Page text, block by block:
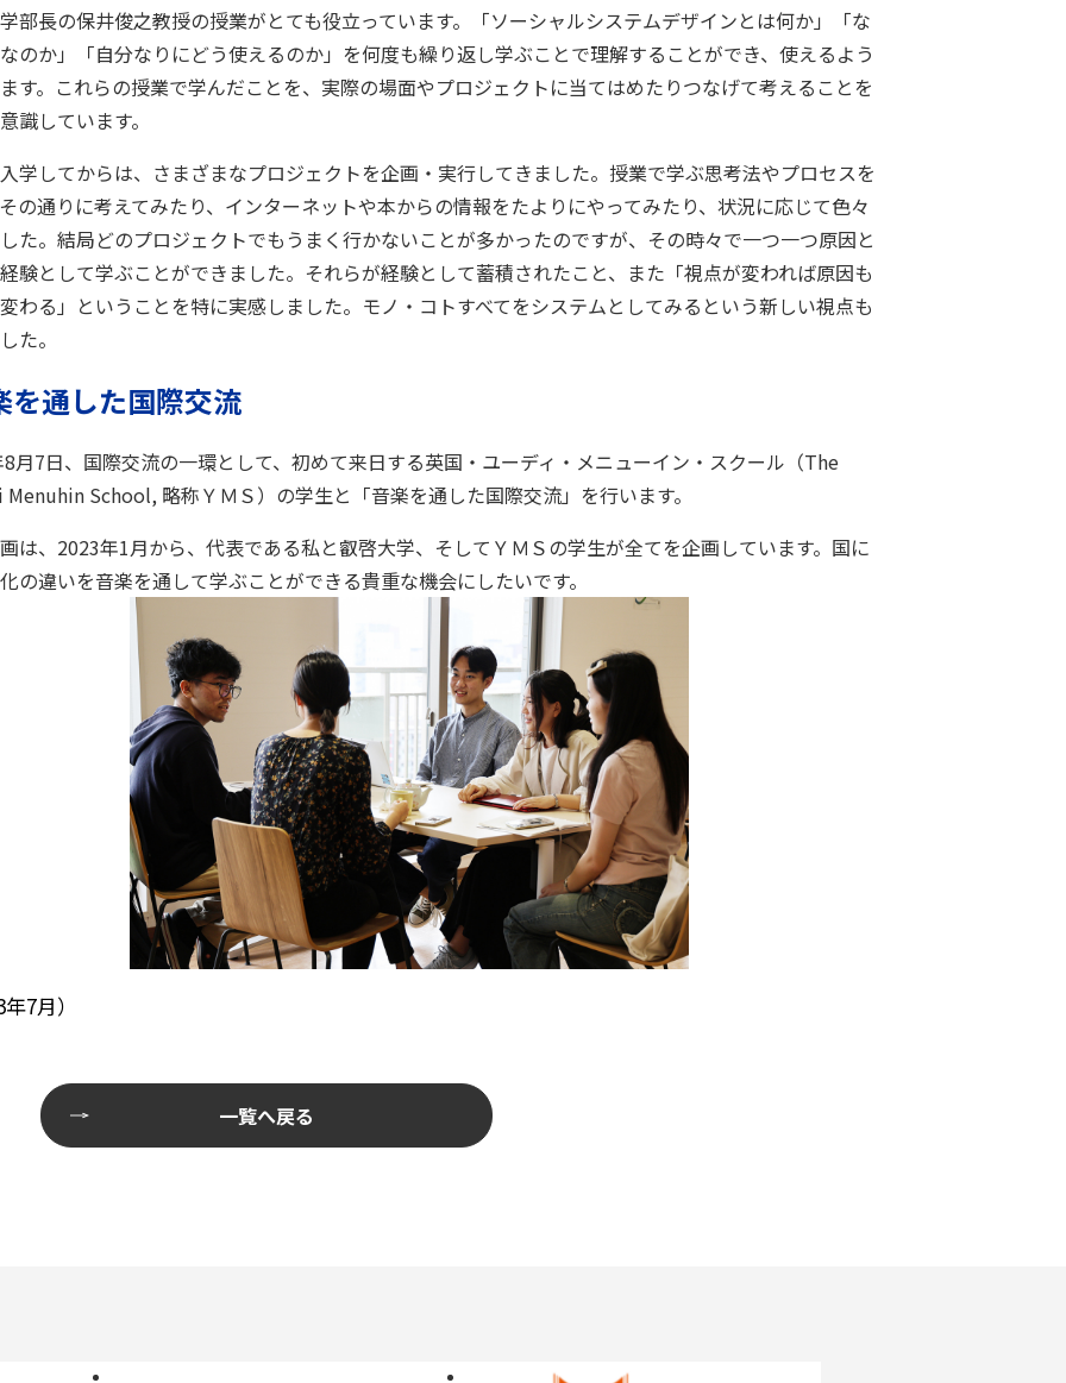
部長の保井俊之教授の授業がとても役立っています。「ソーシャルシステムデザインとは何か」「な
のか」「自分なりにどう使えるのか」を何度も繰り返し学ぶことで理解することができ、使えるよう
す。これらの授業で学んだことを、実際の場面やプロジェクトに当てはめたりつなげて考えることを
識しています。
学してからは、さまざまなプロジェクトを企画・実行してきました。授業で学ぶ思考法やプロセスを
の通りに考えてみたり、インターネットや本からの情報をたよりにやってみたり、状況に応じて色々
た。結局どのプロジェクトでもうまく行かないことが多かったのですが、その時々で一つ一つ原因と
験として学ぶことができました。それらが経験として蓄積されたこと、また「視点が変われば原因も
わる」ということを特に実感しました。モノ・コトすべてをシステムとしてみるという新しい視点も
た。
を通した国際交流
月7日、国際交流の一環として、初めて来日する英国・ユーディ・メニューイン・スクール（The
Menuhin School, 略称ＹＭＳ）の学生と「音楽を通した国際交流」を行います。
は、2023年1月から、代表である私と叡啓大学、そしてＹＭＳの学生が全てを企画しています。国に
の違いを音楽を通して学ぶことができる貴重な機会にしたいです。
7月）
一覧へ戻る